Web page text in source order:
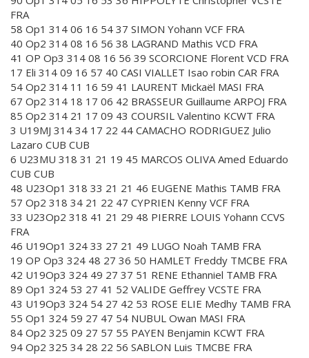
FRA
58 Op1 314 06 16 54 37 SIMON Yohann VCF FRA
40 Op2 314 08 16 56 38 LAGRAND Mathis VCD FRA
41 OP Op3 314 08 16 56 39 SCORCIONE Florent VCD FRA
17 Eli 314 09 16 57 40 CASI VIALLET Isao robin CAR FRA
54 Op2 314 11 16 59 41 LAURENT Mickaël MASI FRA
67 Op2 314 18 17 06 42 BRASSEUR Guillaume ARPOJ FRA
85 Op2 314 21 17 09 43 COURSIL Valentino KCWT FRA
3 U19MJ 314 34 17 22 44 CAMACHO RODRIGUEZ Julio
Lazaro CUB CUB
6 U23MU 318 31 21 19 45 MARCOS OLIVA Amed Eduardo
CUB CUB
48 U23Op1 318 33 21 21 46 EUGENE Mathis TAMB FRA
57 Op2 318 34 21 22 47 CYPRIEN Kenny VCF FRA
33 U23Op2 318 41 21 29 48 PIERRE LOUIS Yohann CCVS
FRA
46 U19Op1 324 33 27 21 49 LUGO Noah TAMB FRA
19 OP Op3 324 48 27 36 50 HAMLET Freddy TMCBE FRA
42 U19Op3 324 49 27 37 51 RENE Ethanniel TAMB FRA
89 Op1 324 53 27 41 52 VALIDE Geffrey VCSTE FRA
43 U19Op3 324 54 27 42 53 ROSE ELIE Medhy TAMB FRA
55 Op1 324 59 27 47 54 NUBUL Owan MASI FRA
84 Op2 325 09 27 57 55 PAYEN Benjamin KCWT FRA
94 Op2 325 34 28 22 56 SABLON Luis TMCBE FRA